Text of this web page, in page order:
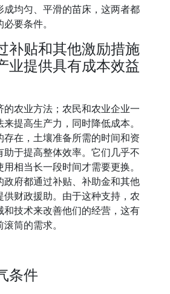
成均匀、平滑的苗床，这两者都
要条件。
补贴和其他激励措施
业提供具有成本效益
的农业方法；农民和农业企业一
提高生产力，同时降低成本。
存在，土壤准备所需的时间和资
助于提高整体效率。它们几乎不
相当长一段时间才需要更换。
政府都通过补贴、补助金和其他
供财政援助。由于这种支持，农
和技术来改善他们的经营，这有
筒的需求。
条件